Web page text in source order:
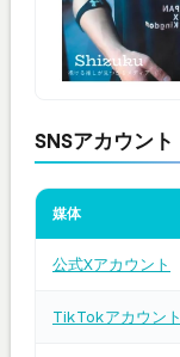
SNSアカウント
媒体
公式Xアカウント
TikTokアカウント